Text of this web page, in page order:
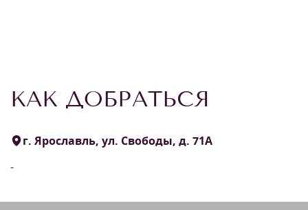
КАК ДОБРАТЬСЯ
г. Ярославль, ул. Свободы, д. 71А
-